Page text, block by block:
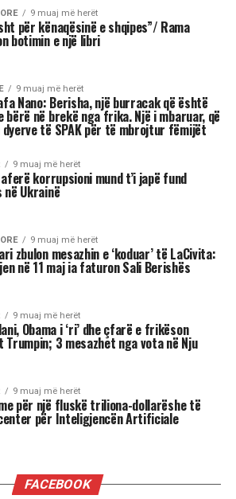
se procesi i përzgjedhjes
përmes një platforme si
e shpërndarë, horizontale
për aparatin shtetëror.
e turmave që Ortega y Gasset
dekada më parë:
nuk pranon më të
veten si bartëse të
nga turmat e shekullit XX,
trup fizik në bulevard, por
vendime kolektive në
digjitale. Ky është shembulli i
dhe Segerberg (2012) e
action”: organizim pa
ku identiteti kolektiv lind nga
në platforma.
nepaleze nuk janë
por shfaqje e një realiteti ku
më vetëm nga procedurat
përballë institucioneve: